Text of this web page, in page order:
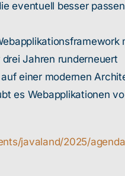
eventuell besser
Jahren runderneuert
einer modernen
es Webapplikationen
javaland/2025/